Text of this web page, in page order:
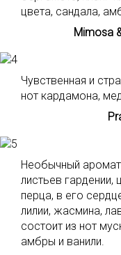
цвета, сандала,
Mimosa
Чувственная и
нот кардамона,
Необычный аромат
листьев гардении,
перца, в его
лилии, жасмина,
состоит из нот
амбры и ванили.